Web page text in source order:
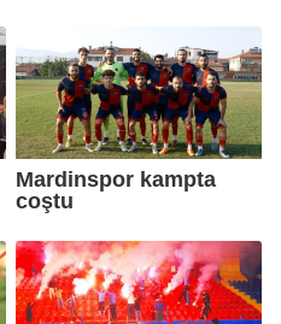
Mardinspor kampta
coştu